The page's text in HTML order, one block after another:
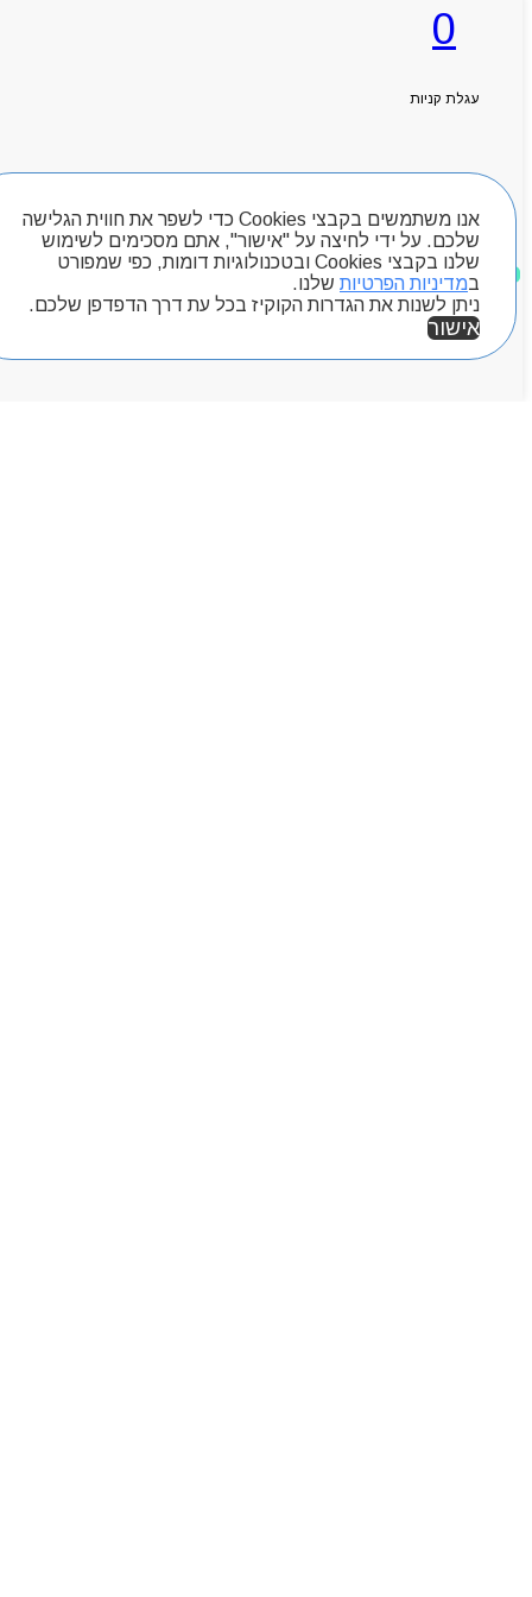
אנו משתמשים בקבצי Cookies כדי לשפר את חווית הגלישה
שלכם. על ידי לחיצה על "אישור", אתם מסכימים לשימוש
שלנו בקבצי Cookies ובטכנולוגיות דומות, כפי שמפורט
במדיניות הפרטיות שלנו.
ניתן לשנות את הגדרות הקוקיז בכל עת דרך הדפדפן שלכם.
אישור
0
עגלת קניות
חיפוש מוצרים
מוצרים שאהבתי
ראשי
המגזין